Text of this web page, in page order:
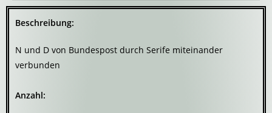
Beschreibung:
N und D von Bundespost durch Serife miteinander
verbunden
Anzahl: